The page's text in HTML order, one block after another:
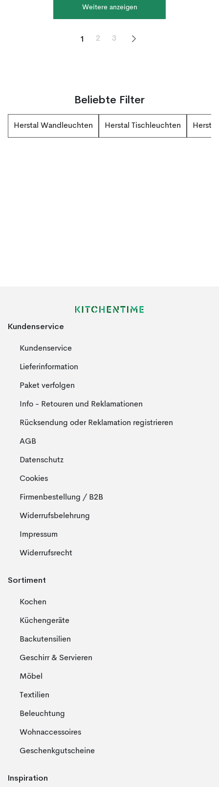
Weitere anzeigen
1 2 3
Beliebte Filter
Herstal Wandleuchten Herstal Tischleuchten
Kundenservice
Kundenservice
Lieferinformation
Paket verfolgen
Info - Retouren und Reklamationen
Rücksendung oder Reklamation registrieren
AGB
Datenschutz
Cookies
Firmenbestellung / B2B
Widerrufsbelehrung
Impressum
Widerrufsrecht
Sortiment
Kochen
Küchengeräte
Backutensilien
Geschirr & Servieren
Möbel
Textilien
Beleuchtung
Wohnaccessoires
Geschenkgutscheine
Inspiration